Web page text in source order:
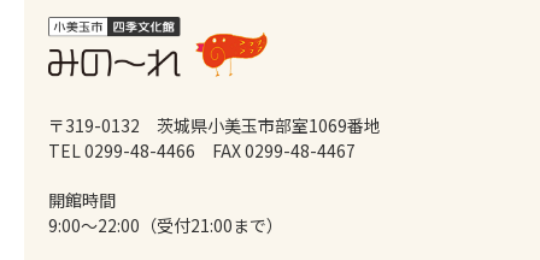
〒319-0132 茨城県小美玉市部室1069番地
TEL 0299-48-4466
FAX 0299-48-4467
開館時間
9:00～22:00（受付21:00まで）